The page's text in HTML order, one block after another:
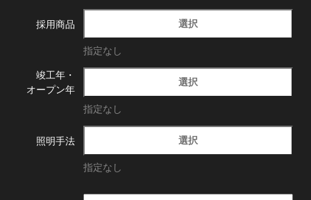
採用商品 選択
指定なし
竣工年・
オープン年
選択
指定なし
照明手法 選択
指定なし